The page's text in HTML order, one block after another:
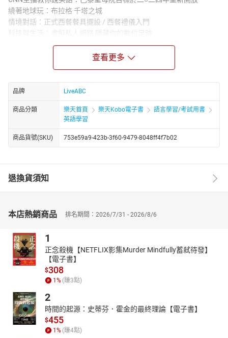
繞著地球玩：布拉格 千塔之城
情境對話：正式西餐餐具擺設 / 西餐禮儀入門
科技與生活：虛擬私人網路 隱藏你的數位足跡
音樂知識：節奏口技 嘴上功夫玩音樂
健康與生活：破解肌力訓練的迷思
英文慣用語：人多誤事
會話百分百：用英語遊臺灣
人物側寫：CP查理 從YouTube名人到大明星
環保與布料：莫代爾布料 百利而無一害？
歷史探究：把香檳推向世界的幕後功臣
主題式寫作：如何用英文介紹臺灣美食
查看更多
品牌 LiveABC
商品分類 樂天首頁 樂天Kobo電子書
語言學習/考試用書
英語學習
商品貨號(SKU) 753e59a9-423b-3f60-9479-8048ff4f7b02
退換貨須知
本店熱銷商品 排名期間：2026/7/31 - 2026/8/6
1
正念殺機【NETFLIX影集Murder Mindfully蓄弒待發】
【電子書】
$308
1 % (賺3點)
2
時間的起源：史蒂芬．霍金的最終理論【電子書】
$455
1 % (賺4點)